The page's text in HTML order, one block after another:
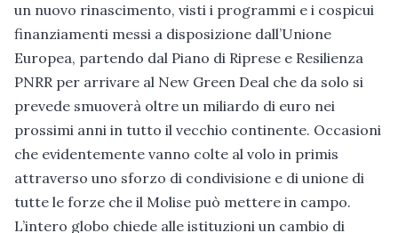
un nuovo rinascimento, visti i programmi e i cospicui
finanziamenti messi a disposizione dall’Unione
Europea, partendo dal Piano di Riprese e Resilienza
PNRR per arrivare al New Green Deal che da solo si
prevede smuoverà oltre un miliardo di euro nei
prossimi anni in tutto il vecchio continente. Occasioni
che evidentemente vanno colte al volo in primis
attraverso uno sforzo di condivisione e di unione di
tutte le forze che il Molise può mettere in campo.
L’intero globo chiede alle istituzioni un cambio di